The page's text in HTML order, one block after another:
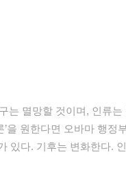
는 멸망할 것이며, 인류
을 원한다면 오바마 행정
있다. 기후는 변화한다.